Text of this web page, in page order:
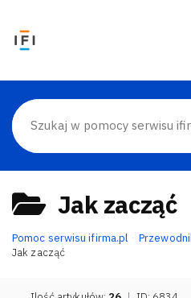
Jak zacząć
Pomoc serwisu ifirma.pl
Jak zacząć